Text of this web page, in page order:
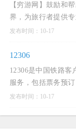
【穷游网】鼓励和
界，为旅行者提供
是中国旅行者们分
发布时间：10-17
12306
12306是中国铁路客
服务，包括票务预
查询列车时刻表、
发布时间：10-17